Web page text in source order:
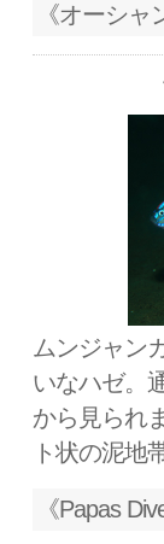
《オーシ
ムンジャン
いなハゼ。
から見られ
ト状の泥地
《Papas